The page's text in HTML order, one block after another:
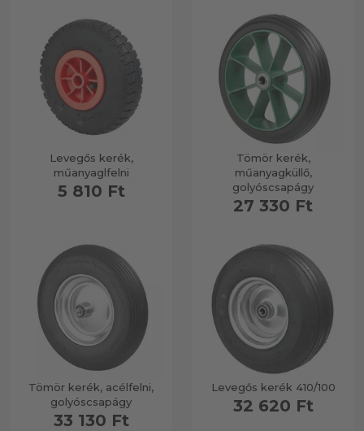
Levegős kerék,
műanyaglfelni
5 810 Ft
Tömör kerék,
műanyagküllő,
golyóscsapágy
27 330 Ft
Tömör kerék, acélfelni,
golyóscsapágy
33 130 Ft
Levegős kerék 410/100
32 620 Ft